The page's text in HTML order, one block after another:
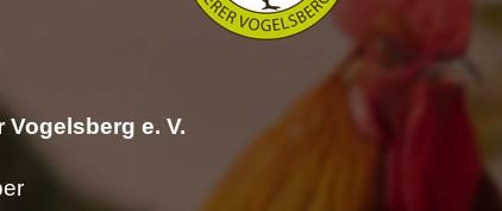
MEHR
e. V.